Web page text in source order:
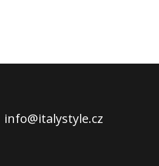
info@italystyle.cz